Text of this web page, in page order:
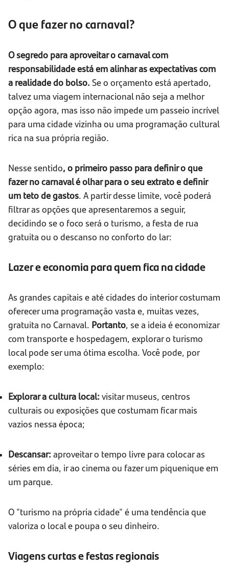
O que fazer no carnaval?
O segredo para aproveitar o carnaval com
responsabilidade está em alinhar as expectativas com
a realidade do bolso. Se o orçamento está apertado,
talvez uma viagem internacional não seja a melhor
opção agora, mas isso não impede um passeio incrível
para uma cidade vizinha ou uma programação cultural
rica na sua própria região.
Nesse sentido, o primeiro passo para definir o que
fazer no carnaval é olhar para o seu extrato e definir
um teto de gastos. A partir desse limite, você poderá
filtrar as opções que apresentaremos a seguir,
decidindo se o foco será o turismo, a festa de rua
gratuita ou o descanso no conforto do lar:
Lazer e economia para quem fica na cidade
As grandes capitais e até cidades do interior costumam
oferecer uma programação vasta e, muitas vezes,
gratuita no Carnaval. Portanto, se a ideia é economizar
com transporte e hospedagem, explorar o turismo
local pode ser uma ótima escolha. Você pode, por
exemplo:
Explorar a cultura local: visitar museus, centros
culturais ou exposições que costumam ficar mais
vazios nessa época;
Descansar: aproveitar o tempo livre para colocar as
séries em dia, ir ao cinema ou fazer um piquenique em
um parque.
O "turismo na própria cidade" é uma tendência que
valoriza o local e poupa o seu dinheiro.
Viagens curtas e festas regionais